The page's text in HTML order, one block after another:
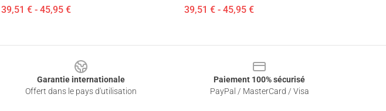
39,51 € - 45,95 € 39,51 € - 45,95 €
Garantie internationale
Offert dans le pays d'utilisation
Paiement 100% sécurisé
PayPal / MasterCard / Visa